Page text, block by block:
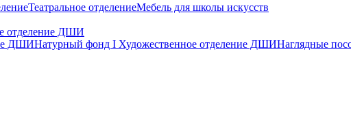
Театральное отделениеМебель для школы искусств
отделение ДШИ
ДШИНатурный фонд I Художественное отделение ДШИНаглядные